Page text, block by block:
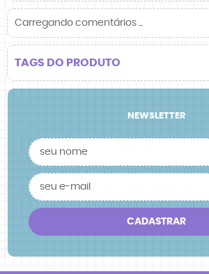
Carregando comentários ...
TAGS DO PRODUTO
NEWSLETTER
CADASTRAR